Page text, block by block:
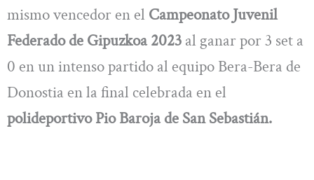
mismo vencedor en el Campeonato Juvenil
Federado de Gipuzkoa 2023 al ganar por 3 set a
0 en un intenso partido al equipo Bera-Bera de
Donostia en la final celebrada en el
polideportivo Pio Baroja de San Sebastián.